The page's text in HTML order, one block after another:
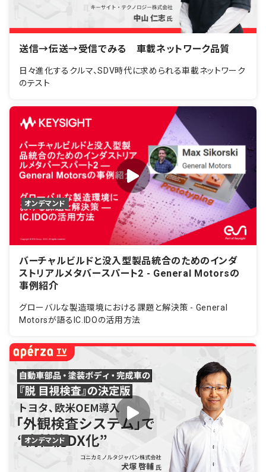
送信→伝送→受信でみる 車載ネットワーク品質
日々進化するクルマ、SDV時代に求められる車載ネットワーク
のテスト
オンデマンド
バーチャルビルドと没入型製品統合のためのインダ
ストリアルメタバースパート2 - General Motorsの
事例紹介
グローバルな製造環境における課題と解決策 - General
Motorsが語るIC.IDOの活用方法
オンデマンド